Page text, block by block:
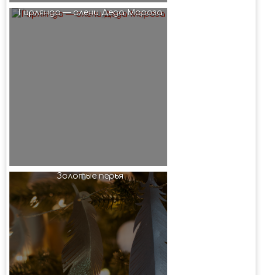
Гирлянда — олени Деда Мороза
Золотые перья